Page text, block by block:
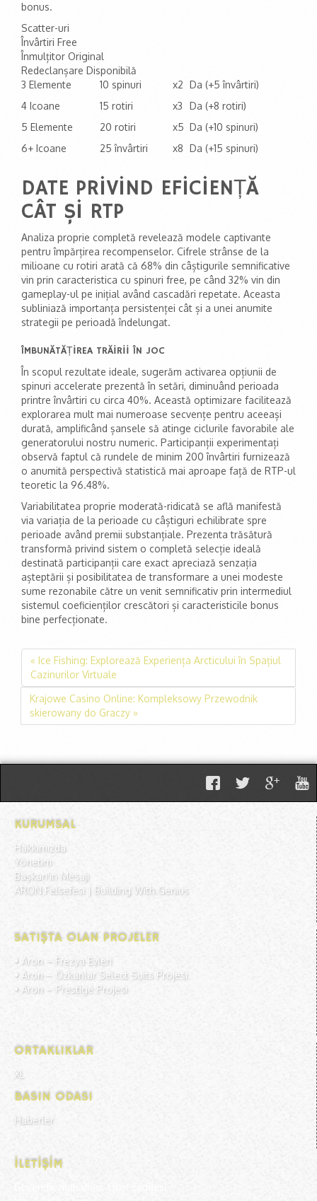
bonus.
Scatter-uri
Învârtiri Free
Înmulțitor Original
Redeclanșare Disponibilă
3 Elemente
10 spinuri x2 Da (+5 învârtiri)
4 Icoane
15 rotiri x3
Da (+8 rotiri)
5 Elemente
20 rotiri x5 Da (+10 spinuri)
6+ Icoane
25 învârtiri x8 Da (+15 spinuri)
DATE PRIVIND EFICIENȚĂ
CÂT ȘI RTP
Analiza proprie completă revelează modele captivante
pentru împărțirea recompenselor. Cifrele strânse de la
milioane cu rotiri arată că 68% din câștigurile semnificative
vin prin caracteristica cu spinuri free, pe când 32% vin din
gameplay-ul pe inițial având cascadări repetate. Aceasta
subliniază importanța persistenței cât și a unei anumite
strategii pe perioadă îndelungat.
ÎMBUNĂTĂȚIREA TRĂIRII ÎN JOC
În scopul rezultate ideale, sugerăm activarea opțiunii de
spinuri accelerate prezentă în setări, diminuând perioada
printre învârtiri cu circa 40%. Această optimizare facilitează
explorarea mult mai numeroase secvențe pentru aceeași
durată, amplificând șansele să atinge ciclurile favorabile ale
generatorului nostru numeric. Participanții experimentați
observă faptul că rundele de minim 200 învârtiri furnizează
o anumită perspectivă statistică mai aproape față de RTP-ul
teoretic la 96.48%.
Variabilitatea proprie moderată-ridicată se află manifestă
via variația de la perioade cu câștiguri echilibrate spre
perioade având premii substanțiale. Prezenta trăsătură
transformă privind sistem o completă selecție ideală
destinată participanții care exact apreciază senzația
așteptării și posibilitatea de transformare a unei modeste
sume rezonabile către un venit semnificativ prin intermediul
sistemul coeficienților crescători și caracteristicile bonus
bine perfecționate.
« Ice Fishing: Explorează Experiența Arcticului în Spațiul
Cazinurilor Virtuale
Krajowe Casino Online: Kompleksowy Przewodnik
skierowany do Graczy »
KURUMSAL
Hakkımızda
Yönetim
Başkan'ın Mesajı
ARON Felsefesi | Building With Genius
SATIŞTA OLAN PROJELER
• Aron – Frezya Evleri
• Aron – Özkanlar Select Suits Projesi
• Aron – Prestige Projesi
ORTAKLIKLAR
XL
BASIN ODASI
Haberler
İLETIŞIM